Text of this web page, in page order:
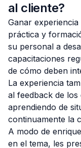
al cliente?
Ganar
práctica y
su personal a
capacitaciones
de cómo deben
La experiencia
al feedback de
aprendiendo de
continuamente la
A modo de
en el tema, les